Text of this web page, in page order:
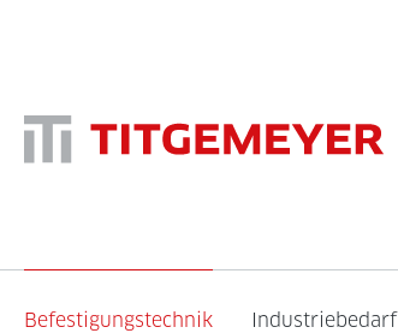
Befestigungstechnik Industriebedarf